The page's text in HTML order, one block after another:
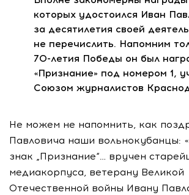
которых удостоился Иван
за десятилетия своей
не перечислить. Напомним
70-летия Победы он был
«Признание» под номером 1,
Союзом журналистов
Не можем не напомнить, как
Павловича наши вольнокубанцы:
знак „Признание“… вручен
медиакорпуса, ветерану Великой
Отечественной войны Ивану